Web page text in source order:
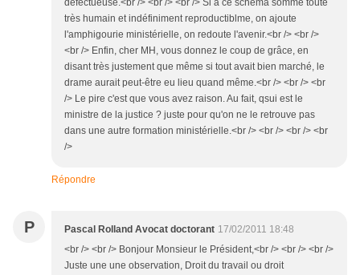
défectueuse.<br /> <br /> <br /> Si à ce schema somme toute
très humain et indéfiniment reproductiblme, on ajoute
l'amphigourie ministérielle, on redoute l'avenir.<br /> <br />
<br /> Enfin, cher MH, vous donnez le coup de grâce, en
disant très justement que même si tout avait bien marché, le
drame aurait peut-être eu lieu quand même.<br /> <br /> <br
/> Le pire c'est que vous avez raison. Au fait, qsui est le
ministre de la justice ? juste pour qu'on ne le retrouve pas
dans une autre formation ministérielle.<br /> <br /> <br /> <br
/>
Répondre
P Pascal Rolland Avocat doctorant 17/02/2011 18:48
<br /> <br /> Bonjour Monsieur le Président,<br /> <br /> <br />
Juste une une observation, Droit du travail ou droit